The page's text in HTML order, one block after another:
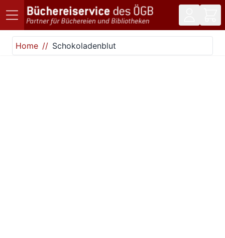
Direkt zum Inhalt
Home
Schokoladenblut